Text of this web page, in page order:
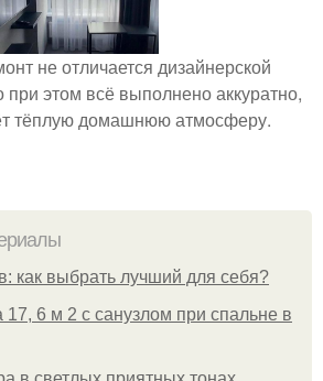
не отличается дизайнерской
при этом всё выполнено аккуратно,
тёплую домашнюю атмосферу.
как выбрать лучший для себя?
17, 6 м 2 с санузлом при спальне в